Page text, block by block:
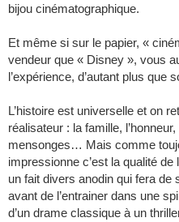
bijou cinématographique.
Et même si sur le papier, «
vendeur que « Disney », vous
l’expérience, d’autant plus que
L’histoire est universelle et on
réalisateur : la famille,
mensonges… Mais comme
impressionne c’est la qualité de
un fait divers anodin qui fera
avant de l’entrainer dans une
d’un drame classique à un